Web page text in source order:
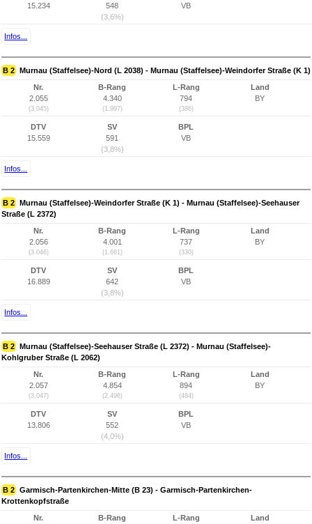
15.234
548
(3,6%)
VB
Infos...
B 2 Murnau (Staffelsee)-Nord (L 2038) - Murnau (Staffelsee)-Weindorfer Straße (K 1)
Nr.
2.055
(3.045)
B-Rang
4.340
(1.997)
L-Rang
794
(386)
Land
BY
DTV
15.559
SV
591
(3,8%)
BPL
VB
Infos...
B 2 Murnau (Staffelsee)-Weindorfer Straße (K 1) - Murnau (Staffelsee)-Seehauser
Straße (L 2372)
Nr.
2.056
(3.046)
B-Rang
4.001
(1.681)
L-Rang
737
(330)
Land
BY
DTV
16.889
SV
642
(3,8%)
BPL
VB
Infos...
B 2 Murnau (Staffelsee)-Seehauser Straße (L 2372) - Murnau (Staffelsee)-
Kohlgruber Straße (L 2062)
Nr.
2.057
(3.047)
B-Rang
4.854
(2.496)
L-Rang
894
(484)
Land
BY
DTV
13.806
SV
552
(4,0%)
BPL
VB
Infos...
B 2 Garmisch-Partenkirchen-Mitte (B 23) - Garmisch-Partenkirchen-
Krottenkopfstraße
Nr.
B-Rang
L-Rang
Land